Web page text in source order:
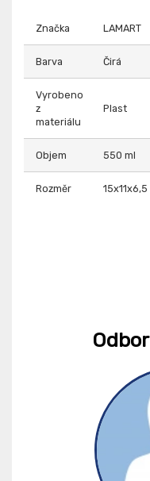
Značka LAMART
Barva Čirá
Vyrobeno
z
materiálu
Plast
Objem 550 ml
Rozměr 15x11x6,5